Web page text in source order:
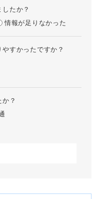
たか？
情報が足りなかった
すかったですか？
？